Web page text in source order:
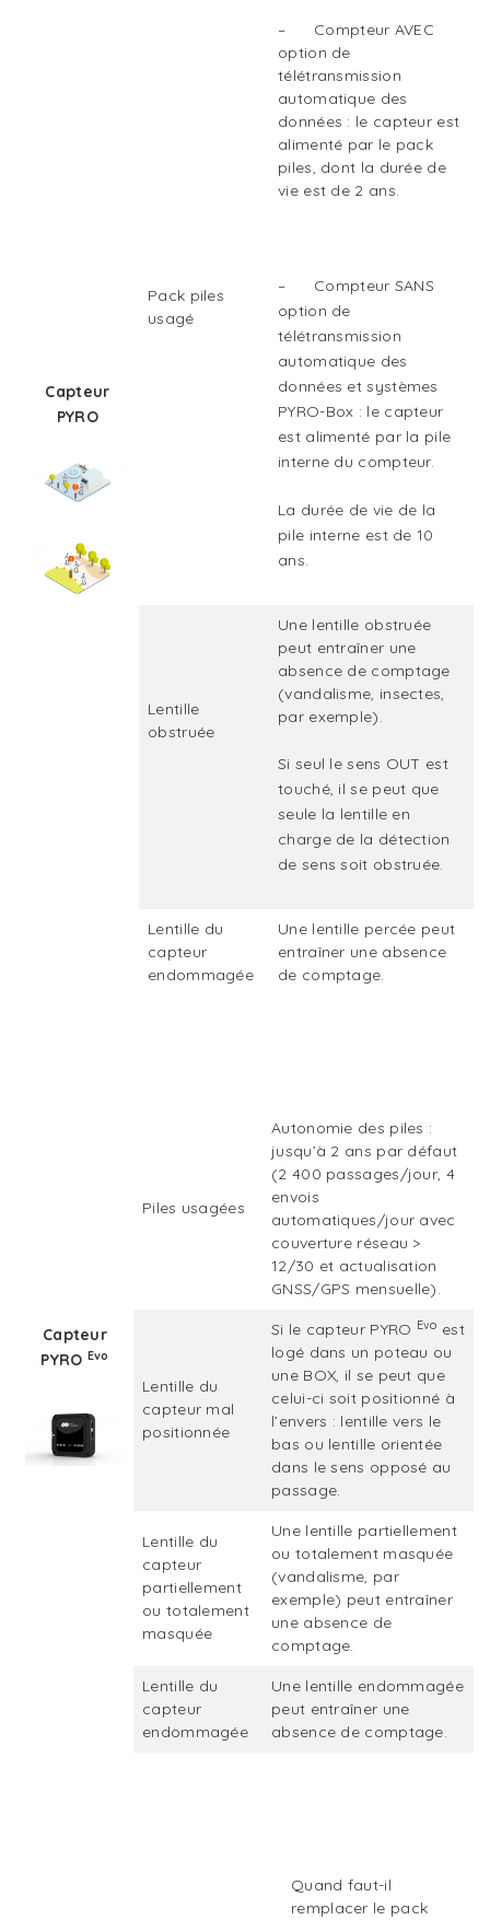
Capteur
PYRO
Pack piles
usagé
– Compteur AVEC
option de
télétransmission
automatique des
données : le capteur est
alimenté par le pack
piles, dont la durée de
vie est de 2 ans.
– Compteur SANS
option de
télétransmission
automatique des
données et systèmes
PYRO-Box : le capteur
est alimenté par la pile
interne du compteur.
La durée de vie de la
pile interne est de 10
ans.
Lentille
obstruée
Une lentille obstruée
peut entraîner une
absence de comptage
(vandalisme, insectes,
par exemple).
Si seul le sens OUT est
touché, il se peut que
seule la lentille en
charge de la détection
de sens soit obstruée.
Lentille du
capteur
endommagée
Une lentille percée peut
entraîner une absence
de comptage.
Capteur
PYRO Evo
Piles usagées
Autonomie des piles :
jusqu’à 2 ans par défaut
(2 400 passages/jour, 4
envois
automatiques/jour avec
couverture réseau >
12/30 et actualisation
GNSS/GPS mensuelle).
Lentille du
capteur mal
positionnée
Si le capteur PYRO Evo est
logé dans un poteau ou
une BOX, il se peut que
celui-ci soit positionné à
l’envers : lentille vers le
bas ou lentille orientée
dans le sens opposé au
passage.
Lentille du
capteur
partiellement
ou totalement
masquée
Une lentille partiellement
ou totalement masquée
(vandalisme, par
exemple) peut entraîner
une absence de
comptage.
Lentille du
capteur
endommagée
Une lentille endommagée
peut entraîner une
absence de comptage.
Quand faut-il
remplacer le pack